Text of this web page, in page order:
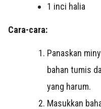
1 inci halia
Cara-cara:
Panaskan
bahan tumis
yang harum.
Masukkan